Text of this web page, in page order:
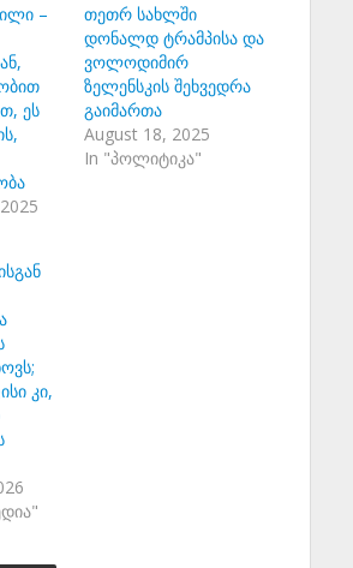
–
ეს
თეთრ სახლში
დონალდ ტრამპისა და
ვოლოდიმირ
ზელენსკის შეხვედრა
გაიმართა
August 18, 2025
In "პოლიტიკა"
კი,